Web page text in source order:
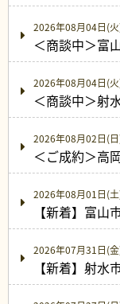
2026年08月04日(
＜商談中＞富
2026年08月04日(
＜商談中＞射
2026年08月02日(
＜ご成約＞高
2026年08月01日(
【新着】富
2026年07月31日(
【新着】射